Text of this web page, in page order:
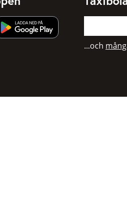
App Store
app från Google Play
...och